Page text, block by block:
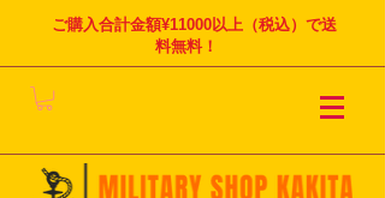
ご購入合計金額¥11000以上（税込）で送
料無料！